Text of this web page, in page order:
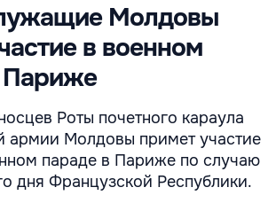
Молдовы
в военном
Париже
Роты почетного караула
армии Молдовы примет участие
параде в Париже по случаю
дня Французской Республики.